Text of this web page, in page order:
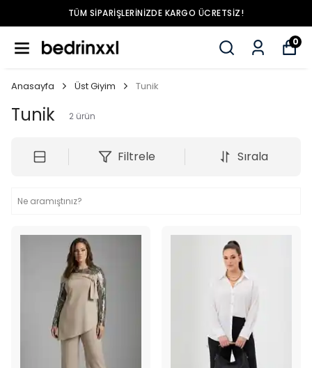
TÜM SIPARIŞLERINIZDE KARGO ÜCRETSIZ!
0
Anasayfa Üst Giyim Tunik
Tunik 2 ürün
Filtrele Sırala